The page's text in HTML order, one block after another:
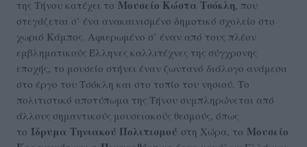
της Τήνου κατέχει το Μουσείο Κώστα Τσόκλη, που
στεγάζεται σ’ ένα ανακαινισμένο δημοτικό σχολείο στο
χωριό Κάμπος. Αφιερωμένο σ’ έναν από τους πλέον
εμβληματικούς Έλληνες καλλιτέχνες της σύγχρονης
εποχής, το μουσείο στήνει έναν ζωντανό διάλογο ανάμεσα
στο έργο του Τσόκλη και στο τοπίο του νησιού. Το
πολιτιστικό αποτύπωμα της Τήνου συμπληρώνεται από
άλλους σημαντικούς μουσειακούς θεσμούς, όπως
το Ίδρυμα Τηνιακού Πολιτισμού στη Χώρα, το Μουσείο